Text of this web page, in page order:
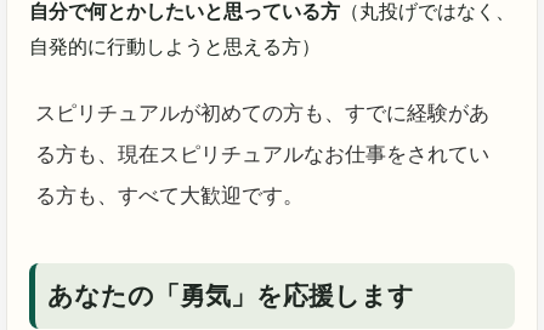
自分で何とかしたいと思っている方 （丸投げではなく、
自発的に行動しようと思える方）
スピリチュアルが初めての方も、すでに経験があ
る方も、現在スピリチュアルなお仕事をされてい
る方も、すべて大歓迎です。
あなたの「勇気」を応援します